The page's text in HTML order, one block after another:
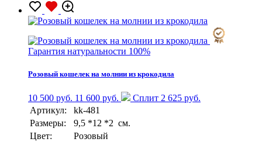
Гарантия натуральности 100%
Розовый кошелек на молнии из крокодила
10 500 руб. 11 600 руб.
Сплит 2 625 руб.
Артикул:
kk-481
Размеры:
9,5 *12 *2 см.
Цвет:
Розовый